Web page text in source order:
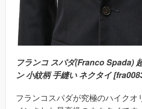
フランコ スパダ(Franco Spada)
ン 小紋柄 手縫い ネクタイ
フランコスパダが究極のハイクオ